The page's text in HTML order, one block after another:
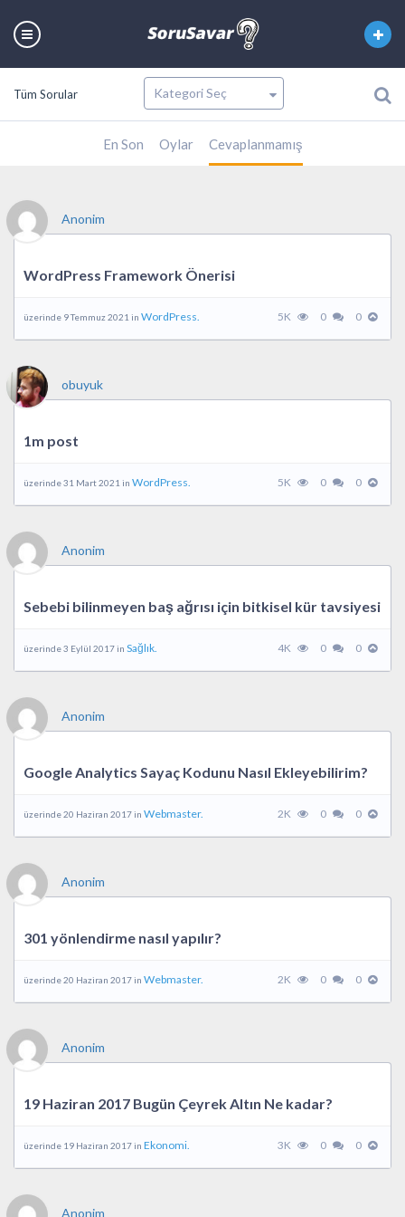
Tüm Sorular
En Son Oylar Cevaplanmamış
Anonim
WordPress Framework Önerisi
üzerinde 9 Temmuz 2021 in WordPress. 5K 0 0
obuyuk
1m post
üzerinde 31 Mart 2021 in WordPress. 5K 0 0
Anonim
Sebebi bilinmeyen baş ağrısı için bitkisel kür tavsiyesi
üzerinde 3 Eylül 2017 in Sağlık. 4K 0 0
Anonim
Google Analytics Sayaç Kodunu Nasıl Ekleyebilirim?
üzerinde 20 Haziran 2017 in Webmaster. 2K 0 0
Anonim
301 yönlendirme nasıl yapılır?
üzerinde 20 Haziran 2017 in Webmaster. 2K 0 0
Anonim
19 Haziran 2017 Bugün Çeyrek Altın Ne kadar?
üzerinde 19 Haziran 2017 in Ekonomi. 3K 0 0
Anonim